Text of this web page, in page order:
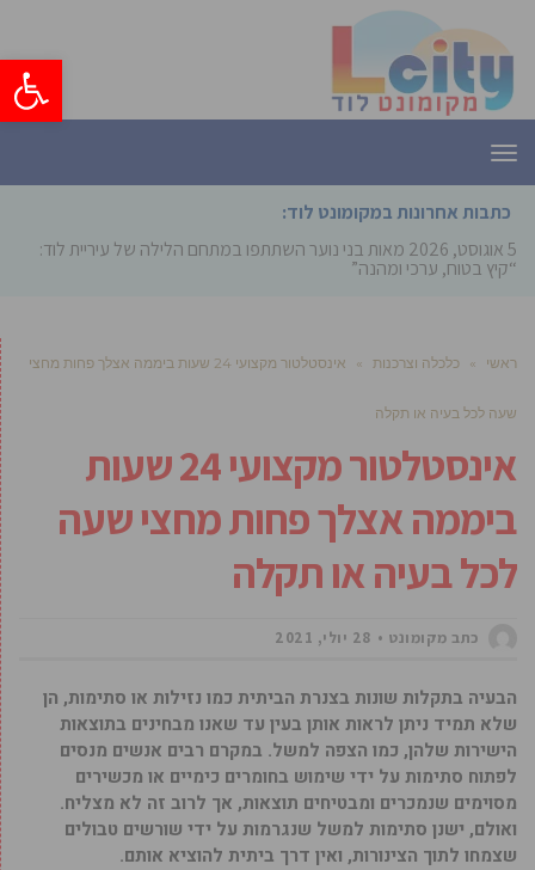
פתח
תפריט
כתבות אחרונות במקומונט לוד:
5 אוגוסט, 2026
מאות בני נוער השתתפו במתחם הלילה של עיריית לוד:
“קיץ בטוח, ערכי ומהנה”
ראשי » כלכלה וצרכנות » אינסטלטור מקצועי 24 שעות ביממה אצלך פחות מחצי
שעה לכל בעיה או תקלה
אינסטלטור מקצועי 24 שעות
ביממה אצלך פחות מחצי שעה
לכל בעיה או תקלה
כתב מקומונט 28 יולי, 2021
הבעיה בתקלות שונות בצנרת הביתית כמו נזילות או סתימות, הן
שלא תמיד ניתן לראות אותן בעין עד שאנו מבחינים בתוצאות
הישירות שלהן, כמו הצפה למשל. במקרם רבים אנשים מנסים
לפתוח סתימות על ידי שימוש בחומרים כימיים או מכשירים
מסוימים שנמכרים ומבטיחים תוצאות, אך לרוב זה לא מצליח.
ואולם, ישנן סתימות למשל שנגרמות על ידי שורשים טבולים
שצמחו לתוך הצינורות, ואין דרך ביתית להוציא אותם.